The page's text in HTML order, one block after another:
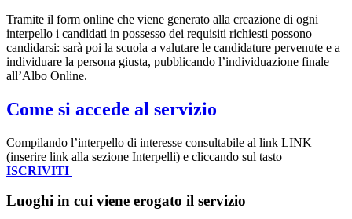
Tramite il form online che viene generato alla creazione di ogni
interpello i candidati in possesso dei requisiti richiesti possono
candidarsi: sarà poi la scuola a valutare le candidature pervenute e a
individuare la persona giusta, pubblicando l’individuazione finale
all’Albo Online.
Come si accede al servizio
Compilando l’interpello di interesse consultabile al link LINK
(inserire link alla sezione Interpelli) e cliccando sul tasto
ISCRIVITI
Luoghi in cui viene erogato il servizio